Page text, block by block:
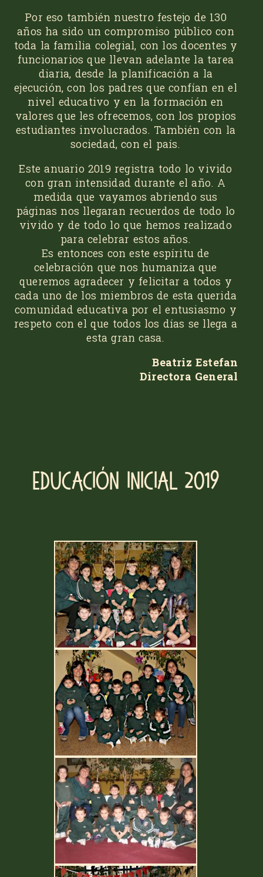
Por eso también nuestro festejo de 130
años ha sido un compromiso público con
toda la familia colegial, con los docentes y
funcionarios que llevan adelante la tarea
diaria, desde la planificación a la
ejecución, con los padres que confían en el
nivel educativo y en la formación en
valores que les ofrecemos, con los propios
estudiantes involucrados. También con la
sociedad, con el país.
Este anuario 2019 registra todo lo vivido
con gran intensidad durante el año. A
medida que vayamos abriendo sus
páginas nos llegaran recuerdos de todo lo
vivido y de todo lo que hemos realizado
para celebrar estos años.
Es entonces con este espíritu de
celebración que nos humaniza que
queremos agradecer y felicitar a todos y
cada uno de los miembros de esta querida
comunidad educativa por el entusiasmo y
respeto con el que todos los días se llega a
esta gran casa.
Beatriz Estefan
Directora General
Educación Inicial 2019